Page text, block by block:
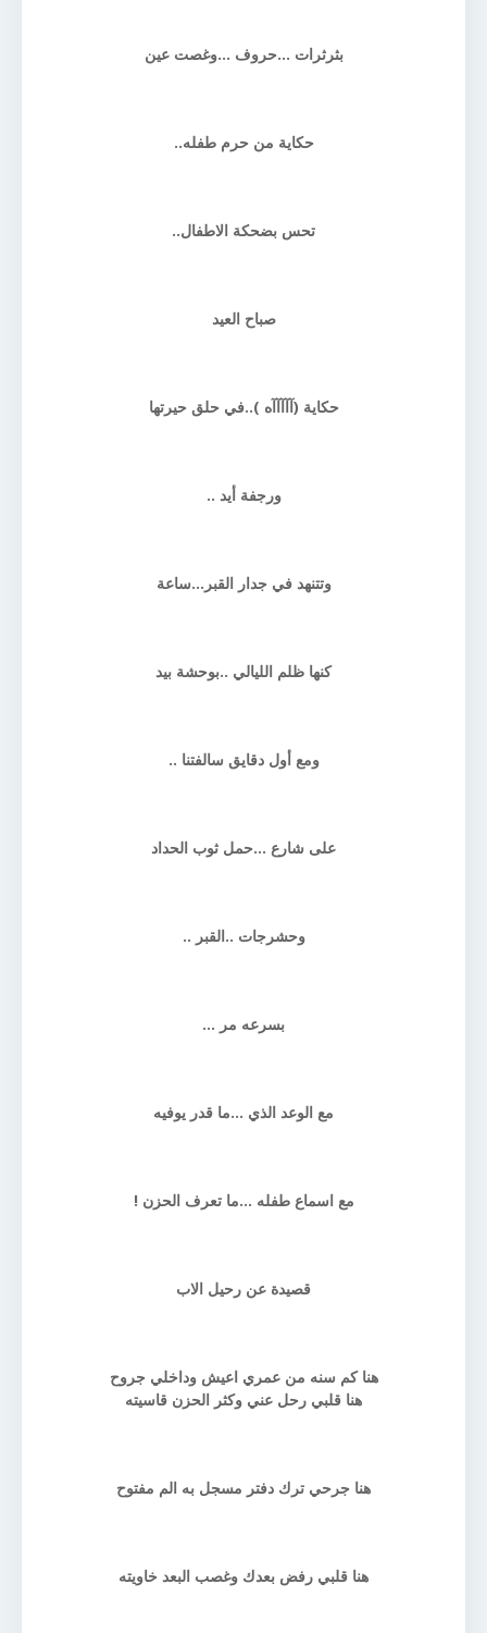
بثرثرات ...حروف ...وغصت عين
حكاية من حرم طفله..
تحس بضحكة الاطفال..
صباح العيد
حكاية (آآآآآه )..في حلق حيرتها
ورجفة أيد ..
وتتنهد في جدار القبر...ساعة
كنها ظلم الليالي ..بوحشة بيد
ومع أول دقايق سالفتنا ..
على شارع ...حمل ثوب الحداد
وحشرجات ..القبر ..
بسرعه مر ...
مع الوعد الذي ...ما قدر يوفيه
مع اسماع طفله ...ما تعرف الحزن !
قصيدة عن رحيل الاب
هنا كم سنه من عمري اعيش وداخلي جروح
هنا قلبي رحل عني وكثر الحزن قاسيته
هنا جرحي ترك دفتر مسجل به الم مفتوح
هنا قلبي رفض بعدك وغصب البعد خاويته